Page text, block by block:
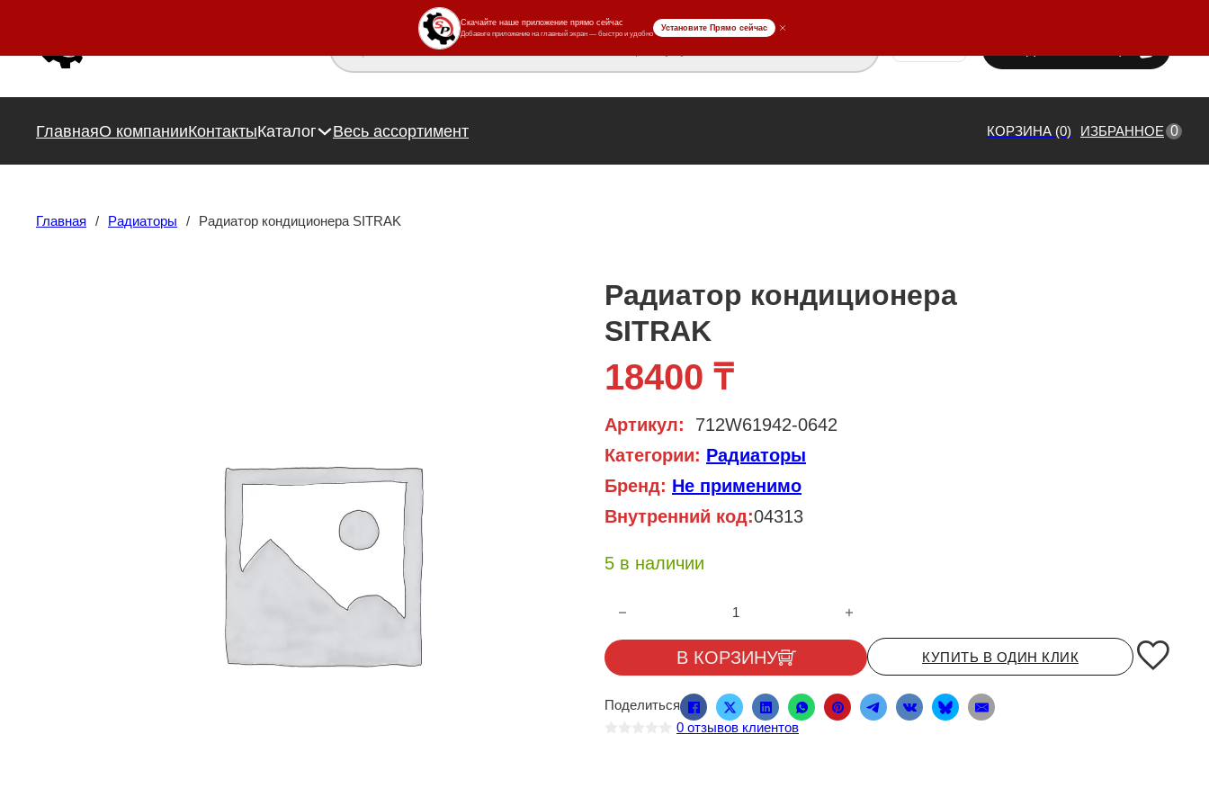
Поиск товаров
ГлавнаяО компанииКонтактыКаталог Весь ассортимент КОРЗИНА (0) ИЗБРАННОЕ 0
Главная / Радиаторы / Радиатор кондиционера SITRAK
Радиатор кондиционера
SITRAK
18400 ₸
Артикул:
712W61942-0642
Категории: Радиаторы
Бренд: Не применимо
Внутренний код:04313
5 в наличии
Количество товара Радиатор кондиционера SITRAK
В КОРЗИНУ КУПИТЬ В ОДИН КЛИК
Поделиться
0 отзывов клиентов